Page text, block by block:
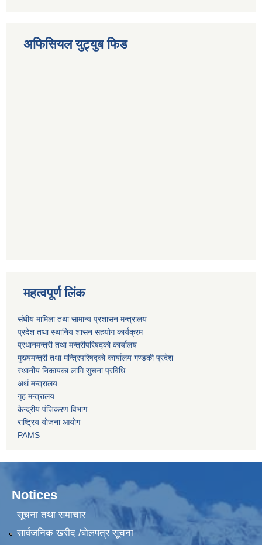
अफिसियल युट्युब फिड
महत्वपूर्ण लिंक
संघीय मामिला तथा सामान्य प्रशासन मन्त्रालय
प्रदेश तथा स्थानिय शासन सहयोग कार्यक्रम
प्रधानमन्त्री तथा मन्त्रीपरिषद्को कार्यालय
मुख्यमन्त्री तथा मन्त्रिपरिषद्को कार्यालय गण्डकी प्रदेश
स्थानीय निकायका लागि सुचना प्रविधि
अर्थ मन्त्रालय
गृह मन्त्रालय
केन्द्रीय पंजिकरण विभाग
राष्ट्रिय योजना आयोग
PAMS
Notices
सूचना तथा समाचार
सार्वजनिक खरीद /बोलपत्र सूचना